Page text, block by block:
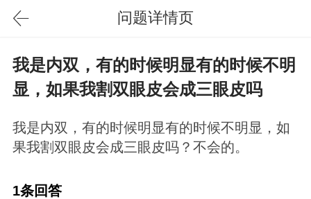
问题详情页
我是内双，有的时候明显有的时候不明
显，如果我割双眼皮会成三眼皮吗
我是内双，有的时候明显有的时候不明显，如
果我割双眼皮会成三眼皮吗？不会的。
1条回答